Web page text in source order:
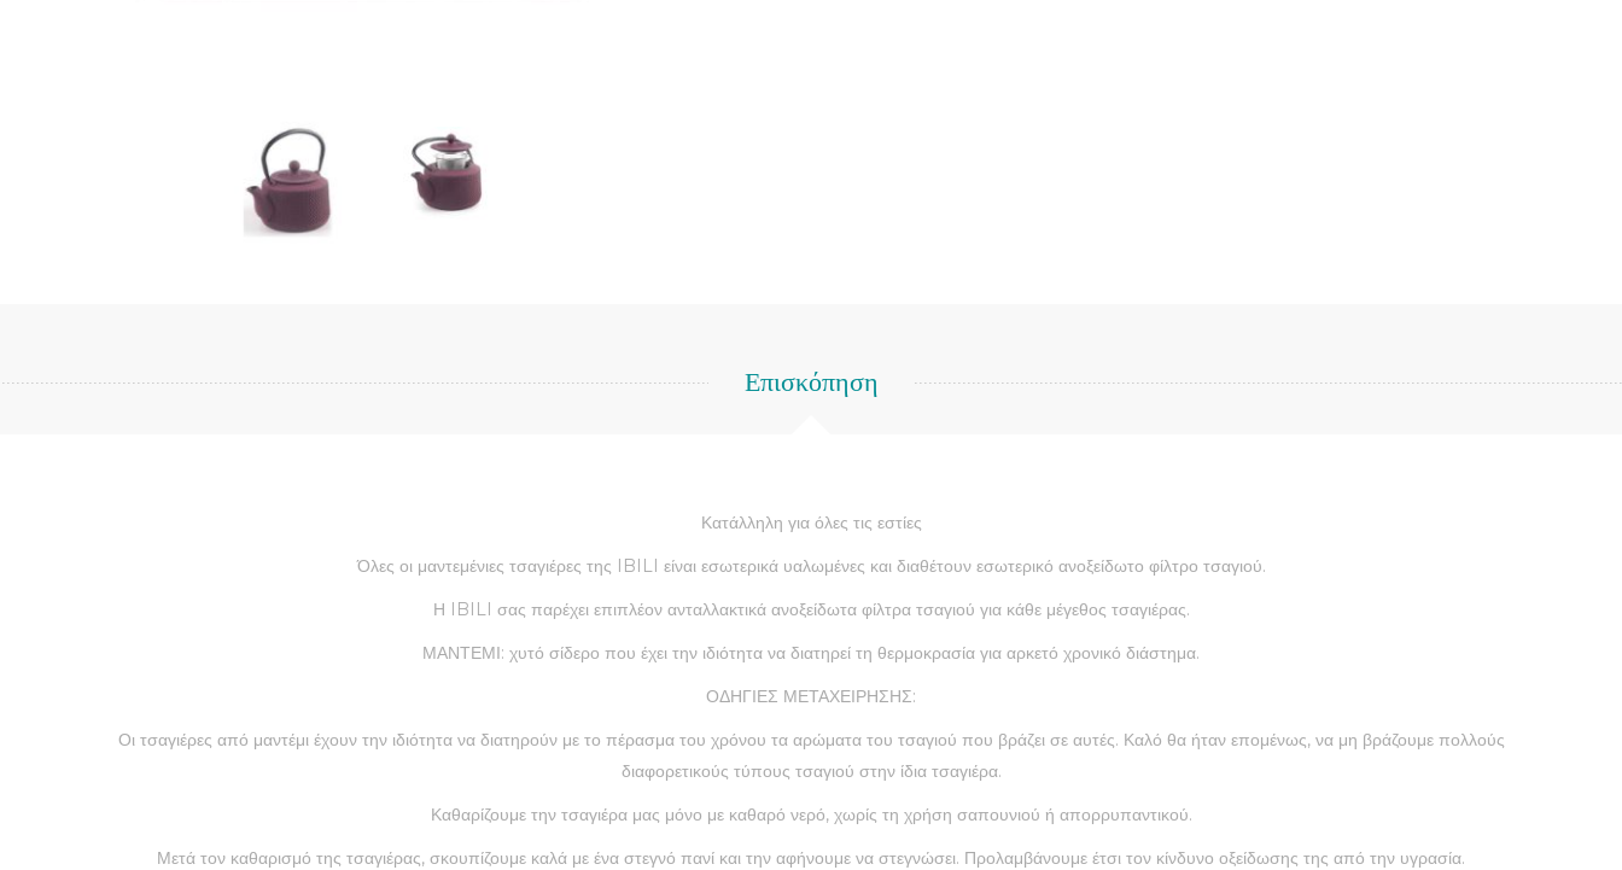
Επισκόπηση
Κατάλληλη για όλες τις εστίες
Όλες οι μαντεμένιες τσαγιέρες της IBILI είναι εσωτερικά υαλωμένες και διαθέτουν εσωτερικό ανοξείδωτο φίλτρο τσαγιού.
Η IBILI σας παρέχει επιπλέον ανταλλακτικά ανοξείδωτα φίλτρα τσαγιού για κάθε μέγεθος τσαγιέρας.
ΜΑΝΤΕΜΙ: χυτό σίδερο που έχει την ιδιότητα να διατηρεί τη θερμοκρασία για αρκετό χρονικό διάστημα.
ΟΔΗΓΙΕΣ ΜΕΤΑΧΕΙΡΗΣΗΣ:
Οι τσαγιέρες από μαντέμι έχουν την ιδιότητα να διατηρούν με το πέρασμα του χρόνου τα αρώματα του τσαγιού που βράζει σε αυτές. Καλό θα ήταν επομένως, να μη βράζουμε πολλούς
διαφορετικούς τύπους τσαγιού στην ίδια τσαγιέρα.
Καθαρίζουμε την τσαγιέρα μας μόνο με καθαρό νερό, χωρίς τη χρήση σαπουνιού ή απορρυπαντικού.
Μετά τον καθαρισμό της τσαγιέρας, σκουπίζουμε καλά με ένα στεγνό πανί και την αφήνουμε να στεγνώσει. Προλαμβάνουμε έτσι τον κίνδυνο οξείδωσης της από την υγρασία.